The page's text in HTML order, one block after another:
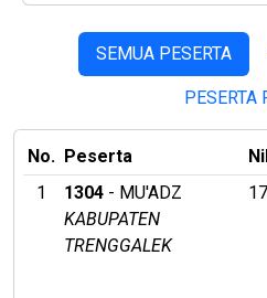
SEMUA PESERTA
PESERTA
No. Peserta
1
1304 - MU'ADZ
KABUPATEN
TRENGGALEK